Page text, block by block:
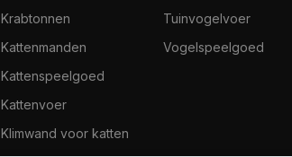
Krabtonnen
Kattenmanden
Kattenspeelgoed
Kattenvoer
Klimwand voor katten
Tuinvogelvoer
Vogelspeelgoed